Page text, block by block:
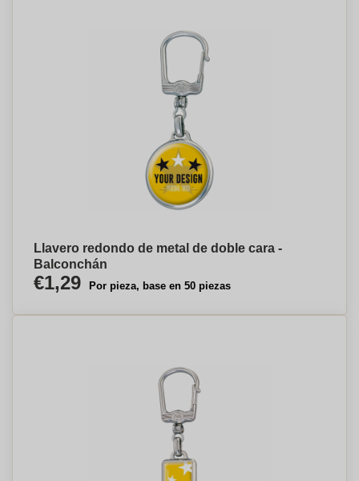
Llavero redondo de metal de doble cara -
Balconchán
€1,29 Por pieza, base en 50 piezas